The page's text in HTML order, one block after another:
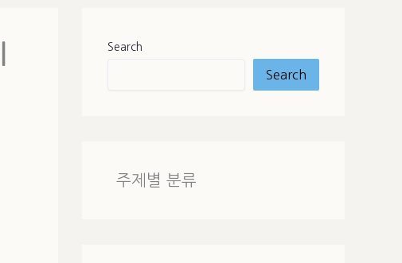
Search
Search
주제별 분류